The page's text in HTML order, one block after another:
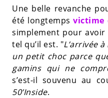
Une belle revanche
été longtempsvictime
simplement pour avoir
tel qu’il est. "L’arrivée
un petit choc parce
gamins qui ne
s’est-il souvenu au
50’Inside.